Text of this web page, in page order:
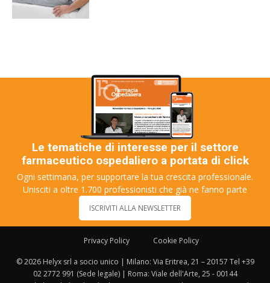
Le tematiche di interesse per il settore
farmaceutico ospedaliero a portata di click
Ogni settimana, per supportare la tua crescita professionale.
Unisciti a oltre 1.700 professionisti che già ne fanno parte
ISCRIVITI ALLA NEWSLETTER
Privacy Policy Cookie Policy
© 2026 Helyx srl a socio unico | Milano: Via Eritrea, 21 – 20157 Tel +39
02 2772 991 (Sede legale) | Roma: Viale dell'Arte, 25 - 00144